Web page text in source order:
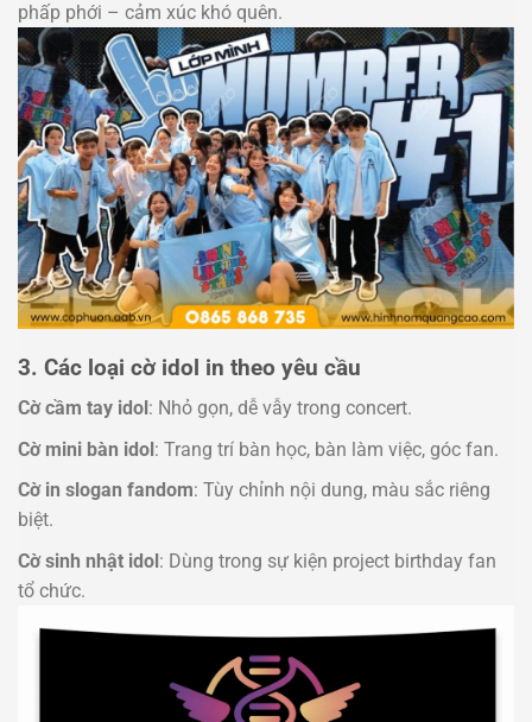
phấp phới – cảm xúc khó quên.
3. Các loại cờ idol in theo yêu cầu
Cờ cầm tay idol : Nhỏ gọn, dễ vẫy trong concert.
Cờ mini bàn idol: Trang trí bàn học, bàn làm việc, góc fan.
Cờ in slogan fandom: Tùy chỉnh nội dung, màu sắc riêng
biệt.
Cờ sinh nhật idol: Dùng trong sự kiện project birthday fan
tổ chức.